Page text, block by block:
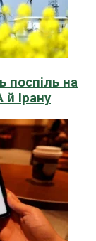
поспіль на
Ірану